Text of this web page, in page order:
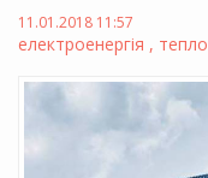
11.01.2018 11:57
електроенергія , тепло